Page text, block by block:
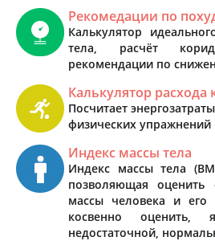
Рекомедации по
Калькулятор
тела, расчёт
рекомендации по
Калькулятор расхода
Посчитает
физических упражнений
Индекс массы тела
Индекс массы тела
позволяющая оценить
массы человека и
косвенно оценить,
недостаточной,